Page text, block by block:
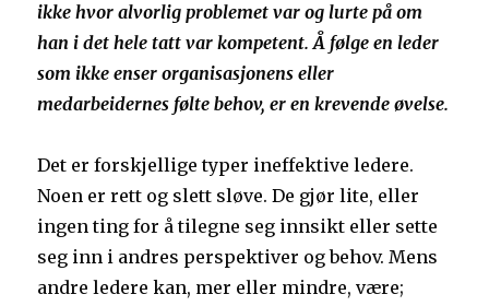
ikke hvor alvorlig problemet var og lurte på om
han i det hele tatt var kompetent. Å følge en leder
som ikke enser organisasjonens eller
medarbeidernes følte behov, er en krevende øvelse.
Det er forskjellige typer ineffektive ledere.
Noen er rett og slett sløve. De gjør lite, eller
ingen ting for å tilegne seg innsikt eller sette
seg inn i andres perspektiver og behov. Mens
andre ledere kan, mer eller mindre, være;